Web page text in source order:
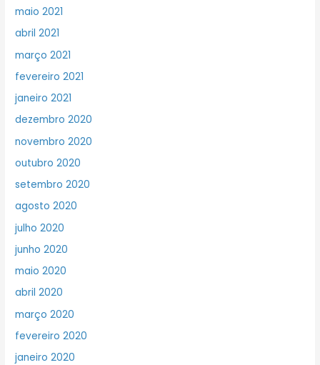
maio 2021
abril 2021
março 2021
fevereiro 2021
janeiro 2021
dezembro 2020
novembro 2020
outubro 2020
setembro 2020
agosto 2020
julho 2020
junho 2020
maio 2020
abril 2020
março 2020
fevereiro 2020
janeiro 2020